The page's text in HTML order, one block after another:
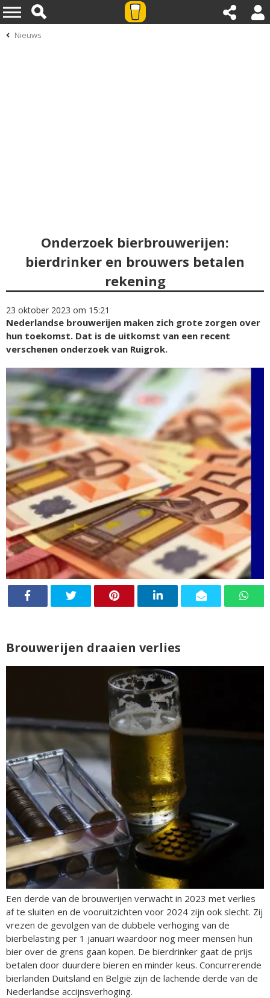
Nieuws
Onderzoek bierbrouwerijen:
bierdrinker en brouwers betalen
rekening
23 oktober 2023 om 15:21
Nederlandse brouwerijen maken zich grote zorgen over
hun toekomst. Dat is de uitkomst van een recent
verschenen onderzoek van Ruigrok.
Brouwerijen draaien verlies
Een derde van de brouwerijen verwacht in 2023 met verlies
af te sluiten en de vooruitzichten voor 2024 zijn ook slecht. Zij
vrezen de gevolgen van de dubbele verhoging van de
bierbelasting per 1 januari waardoor nog meer mensen hun
bier over de grens gaan kopen. De bierdrinker gaat de prijs
betalen door duurdere bieren en minder keus. Concurrerende
bierlanden Duitsland en België zijn de lachende derde van de
Nederlandse accijnsverhoging.